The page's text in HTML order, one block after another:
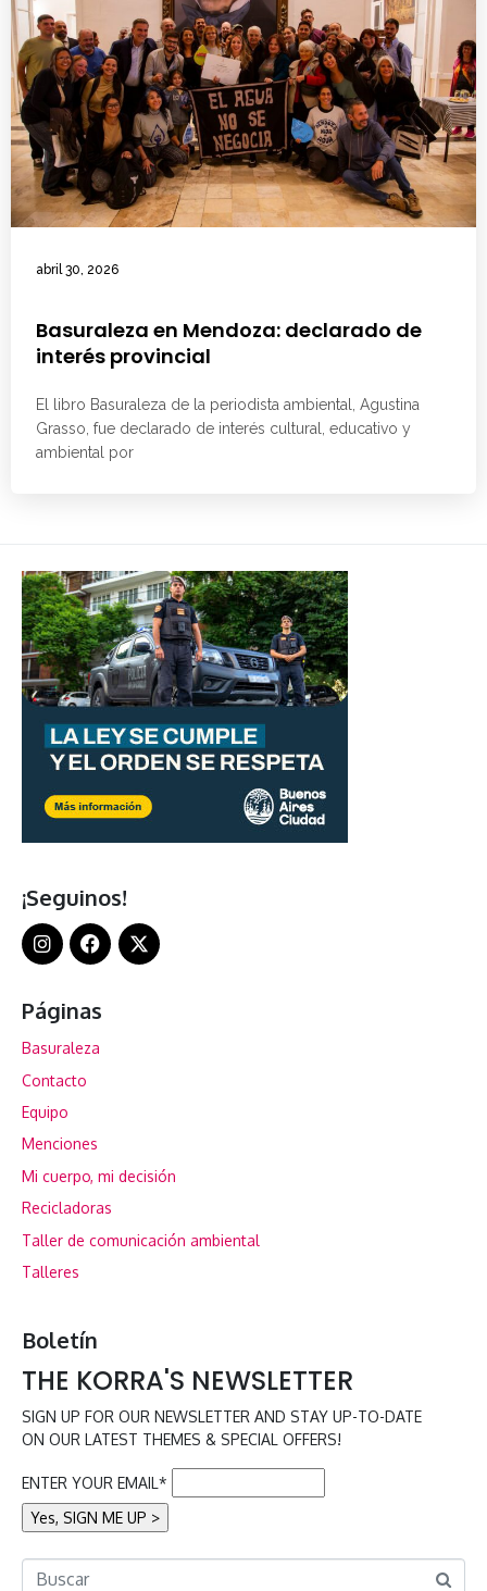
abril 30, 2026
Basuraleza en Mendoza: declarado de
interés provincial
El libro Basuraleza de la periodista ambiental, Agustina
Grasso, fue declarado de interés cultural, educativo y
ambiental por
¡Seguinos!
Páginas
Basuraleza
Contacto
Equipo
Menciones
Mi cuerpo, mi decisión
Recicladoras
Taller de comunicación ambiental
Talleres
Boletín
THE KORRA'S NEWSLETTER
SIGN UP FOR OUR NEWSLETTER AND STAY UP-TO-DATE
ON OUR LATEST THEMES & SPECIAL OFFERS!
ENTER YOUR EMAIL*